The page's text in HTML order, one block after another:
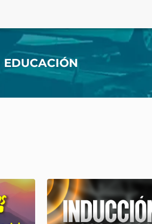
EDUCACIÓN